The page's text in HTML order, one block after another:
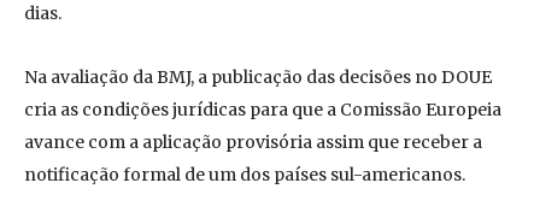
dias.
Na avaliação da BMJ, a publicação das decisões no DOUE
cria as condições jurídicas para que a Comissão Europeia
avance com a aplicação provisória assim que receber a
notificação formal de um dos países sul-americanos.